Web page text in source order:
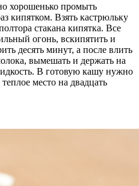
хорошенько промыть
кипятком. Взять кастрюльку
стакана кипятка. Все
огонь, вскипятить и
десять минут, а после влить
вымешать и держать на
В готовую кашу нужно
место на двадцать